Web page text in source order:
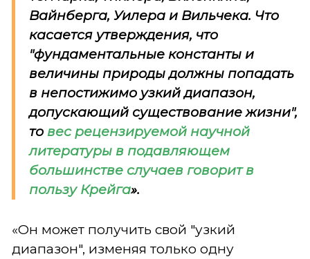
Вайнберга, Уилера и Вильчека. Что
касается утверждения, что
"фундаментальные константы и
величины природы должны попадать
в непостижимо узкий диапазон,
допускающий существование жизни",
то вес рецензируемой научной
литературы в подавляющем
большинстве случаев говорит в
пользу Крейга».
«Он может получить свой "узкий
диапазон", изменяя только одну